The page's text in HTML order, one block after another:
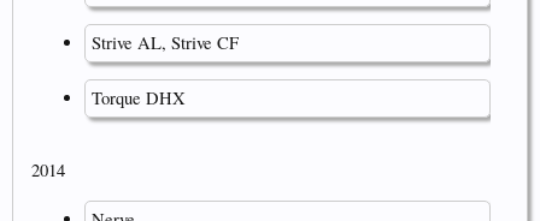
Strive AL, Strive CF
Torque DHX
2014